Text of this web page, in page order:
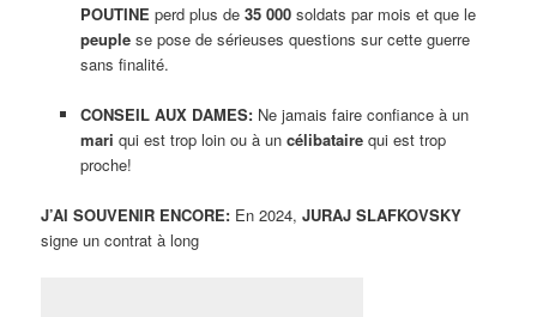
POUTINE perd plus de 35 000soldats par mois et que le
peuplese pose de sérieuses questions sur cette guerre
sans finalité.
CONSEIL AUX DAMES: Ne jamais faire confiance à un
mari qui est trop loin ou à un célibatairequi est trop
proche!
J’AI SOUVENIR ENCORE: En 2024,JURAJ SLAFKOVSKY
signe un contrat à long